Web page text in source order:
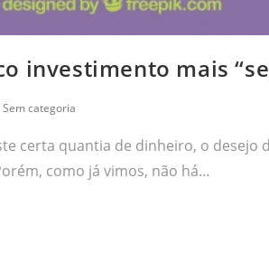
investimento mais
Sem categoria
certa quantia de dinheiro, o desejo
como já vimos, não há…